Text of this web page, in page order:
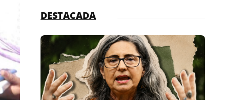
DESTACADA